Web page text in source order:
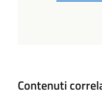
Contenuti